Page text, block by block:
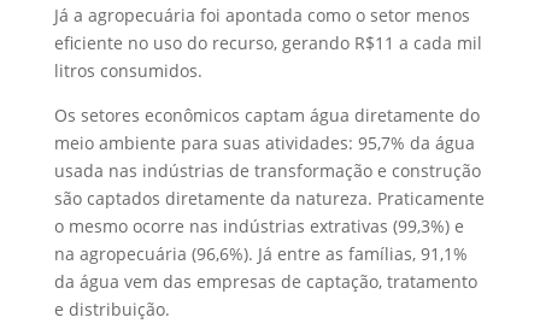
Já a agropecuária foi apontada como o setor menos
eficiente no uso do recurso, gerando R$11 a cada mil
litros consumidos.
Os setores econômicos captam água diretamente do
meio ambiente para suas atividades: 95,7% da água
usada nas indústrias de transformação e construção
são captados diretamente da natureza. Praticamente
o mesmo ocorre nas indústrias extrativas (99,3%) e
na agropecuária (96,6%). Já entre as famílias, 91,1%
da água vem das empresas de captação, tratamento
e distribuição.